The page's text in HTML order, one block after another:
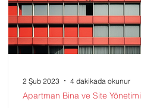
2 Şub 2023 4 dakikada okunur
Apartman Bina ve Site Yönetimi